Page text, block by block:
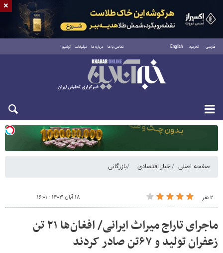
فارسی العربية English تماس با ما درباره ما تبلیغات آرشیو
دوشنبه ۱۹ مرداد ۱۴۰۵
صفحه اصلی اخبار اقتصادی بازرگانی
۲ نفر ۱۸ آبان ۱۴۰۳ - ۱۶:۰۱
ماجرای تاراج میراث ایرانی/ افغان‌ها ۲۱ تن
زعفران تولید و ۶۷تن صادر کردند
×